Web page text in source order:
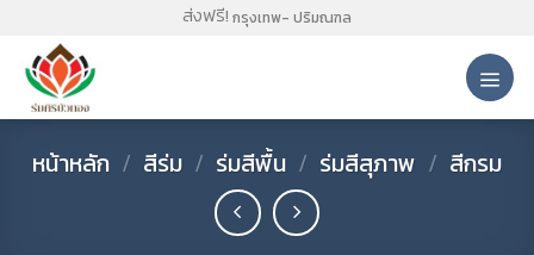
content
ส่งฟรี! กรุงเทพ- ปริมณฑล
หน้าหลัก / สีร่ม / ร่มสีพื้น / ร่มสีสุภาพ / สีกรม